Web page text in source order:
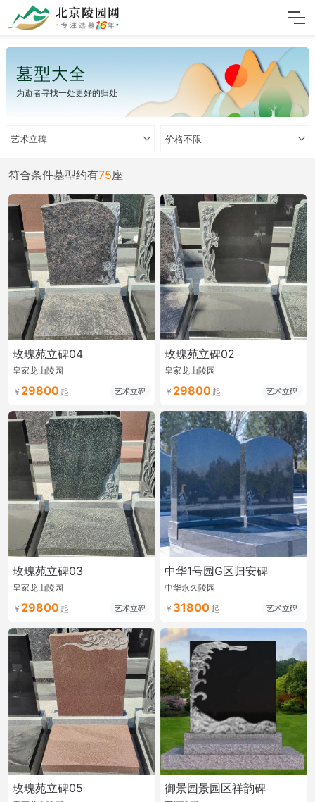
墓型大全
为逝者寻找一处更好的归处
艺术立碑 价格不限
符合条件墓型约有75座
玫瑰苑立碑04
皇家龙山陵园
29800 艺术立碑
玫瑰苑立碑02
皇家龙山陵园
29800 艺术立碑
玫瑰苑立碑03
皇家龙山陵园
29800 艺术立碑
中华1号园G区归安碑
中华永久陵园
31800 艺术立碑
玫瑰苑立碑05 御景园景园区祥韵碑